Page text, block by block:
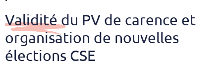
Validité du PV de carence et
organisation de nouvelles
élections CSE